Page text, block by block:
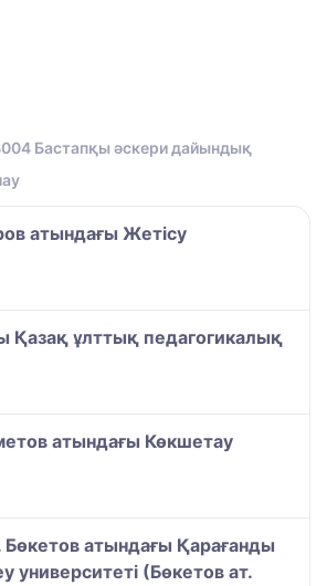
Бастапқы әскери дайындық
атындағы Жетісу
Қазақ ұлттық педагогикалық
атындағы Көкшетау
атындағы Қарағанды
университеті (Бөкетов ат.